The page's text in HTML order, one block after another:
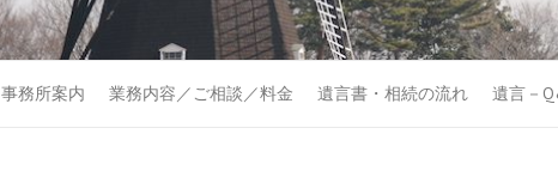
事務所案内 業務内容／ご相談／料金 遺言書・相続の流れ 遺言－